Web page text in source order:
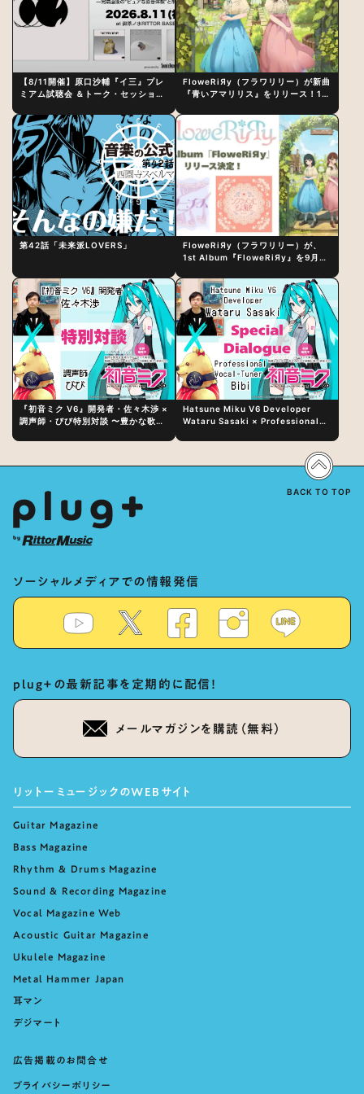
【8/11開催】原口沙輔『イ三』プレ
ミアム試聴会 ＆トーク・セッション
制作秘話
FloweRiЯy（フラワリリー）が新曲
『青いアマリリス』をリリース！1st
第42話「未来派LOVERS」
FloweRiЯy（フラワリリー）が、
1st Album『FloweRiЯy』を9月23
『初音ミク V6』開発者・佐々木渉 ×
調声師・びび特別対談 〜豊かな歌声
Hatsune Miku V6 Developer
Wataru Sasaki × Professional
Vocal Expression Lies in “Love
for the singing characters” and
ソーシャルメディアでの情報発信
plug+の最新記事を定期的に配信！
メールマガジンを購読（無料）
リットーミュージックのWEBサイト
Guitar Magazine
Bass Magazine
Rhythm & Drums Magazine
Sound & Recording Magazine
Vocal Magazine Web
Acoustic Guitar Magazine
Ukulele Magazine
Metal Hammer Japan
耳マン
デジマート
広告掲載のお問合せ
プライバシーポリシー
BACK TO TOP